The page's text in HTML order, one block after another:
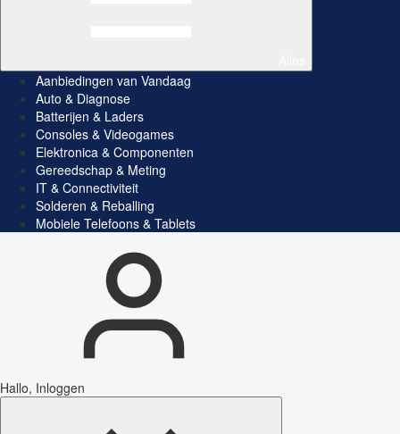
Aanbiedingen van Vandaag
Auto & Diagnose
Batterijen & Laders
Consoles & Videogames
Elektronica & Componenten
Gereedschap & Meting
IT & Connectiviteit
Solderen & Reballing
Mobiele Telefoons & Tablets
Hallo, Inloggen